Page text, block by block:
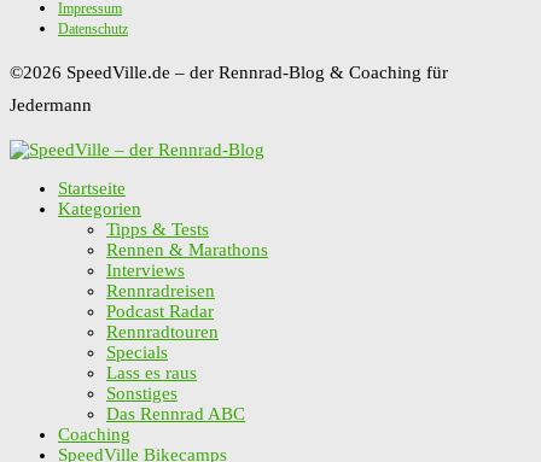
Impressum
Datenschutz
©2026 SpeedVille.de – der Rennrad-Blog & Coaching für
Jedermann
Startseite
Kategorien
Tipps & Tests
Rennen & Marathons
Interviews
Rennradreisen
Podcast Radar
Rennradtouren
Specials
Lass es raus
Sonstiges
Das Rennrad ABC
Coaching
SpeedVille Bikecamps